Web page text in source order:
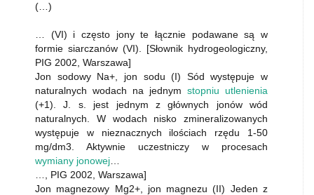
(…)
… (VI) i często jony te łącznie podawane są w
formie siarczanów (VI). [Słownik hydrogeologiczny,
PIG 2002, Warszawa]
Jon sodowy Na+, jon sodu (I) Sód występuje w
naturalnych wodach na jednym stopniu utlenienia
(+1). J. s. jest jednym z głównych jonów wód
naturalnych. W wodach nisko zmineralizowanych
występuje w nieznacznych ilościach rzędu 1-50
mg/dm3. Aktywnie uczestniczy w procesach
wymiany jonowej
…, PIG 2002, Warszawa]
Jon magnezowy Mg2+, jon magnezu (II) Jeden z